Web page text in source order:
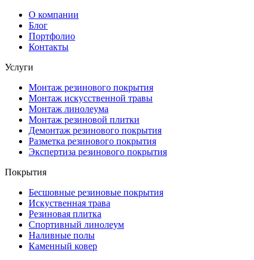
О компании
Блог
Портфолио
Контакты
Услуги
Монтаж резинового покрытия
Монтаж искусственной травы
Монтаж линолеума
Монтаж резиновой плитки
Демонтаж резинового покрытия
Разметка резинового покрытия
Экспертиза резинового покрытия
Покрытия
Бесшовные резиновые покрытия
Искуственная трава
Резиновая плитка
Спортивный линолеум
Наливные полы
Каменный ковер